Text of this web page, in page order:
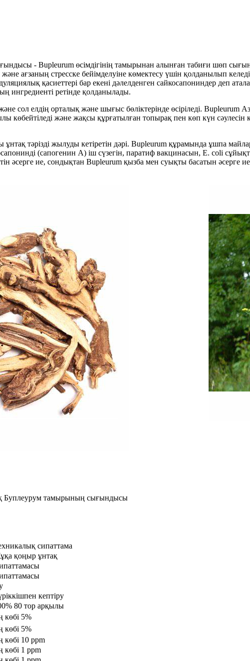
- Bupleurum өсімдігінің тамырынан алынған табиғи шөп
ағзаның стресске бейімделуіне көмектесу үшін қолданылып
қасиеттері бар екені дәлелденген сайкосапониндер деп
ингредиенті ретінде қолданылады.
сол елдің орталық және шығыс бөліктерінде өсіріледі. Bupleurum
көбейтіледі және жақсы құрғатылған топырақ пен көп күн
тәрізді жылуды кетіретін дәрі. Bupleurum құрамында ұшпа
(сапогенин А) іш сүзегін, паратиф вакцинасын, E. coli
әсерге ие, сондықтан Bupleurum қызба мен суықты басатын әсерге
Буплеурум тамырының сығындысы
сипаттама
қоңыр ұнтақ
кептіру
80 тор арқылы
көбі 5%
көбі 5%
көбі 10 ppm
көбі 1 ppm